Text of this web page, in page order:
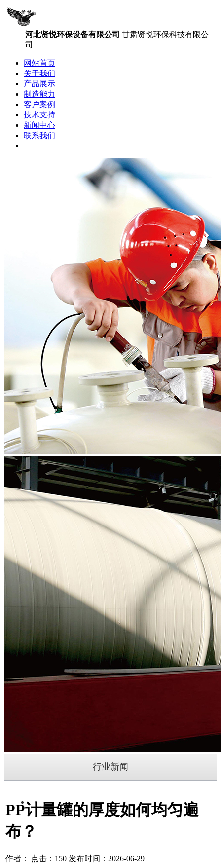
河北贤悦环保设备有限公司 甘肃贤悦环保科技有限公
司
网站首页
关于我们
产品展示
制造能力
客户案例
技术支持
新闻中心
联系我们
行业新闻
PP计量罐的厚度如何均匀遍
布？
作者： 点击：150 发布时间：2026-06-29